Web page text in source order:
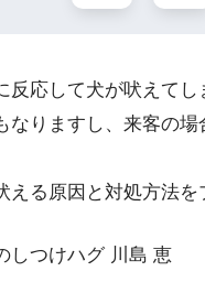
反応して犬が吠えてし
なりますし、来客の
える原因と対処方法
しつけハグ 川島 恵